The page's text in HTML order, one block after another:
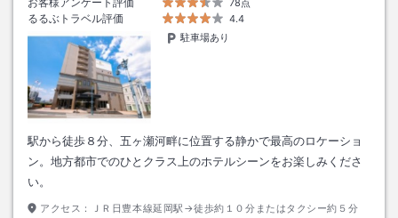
るるぶトラベル評価
4.4
駐車場あり
駅から徒歩８分、五ヶ瀬河畔に位置する静かで最高のロケーショ
ン。地方都市でのひとクラス上のホテルシーンをお楽しみくださ
い。
アクセス： ＪＲ日豊本線延岡駅→徒歩約１０分またはタクシー約５分